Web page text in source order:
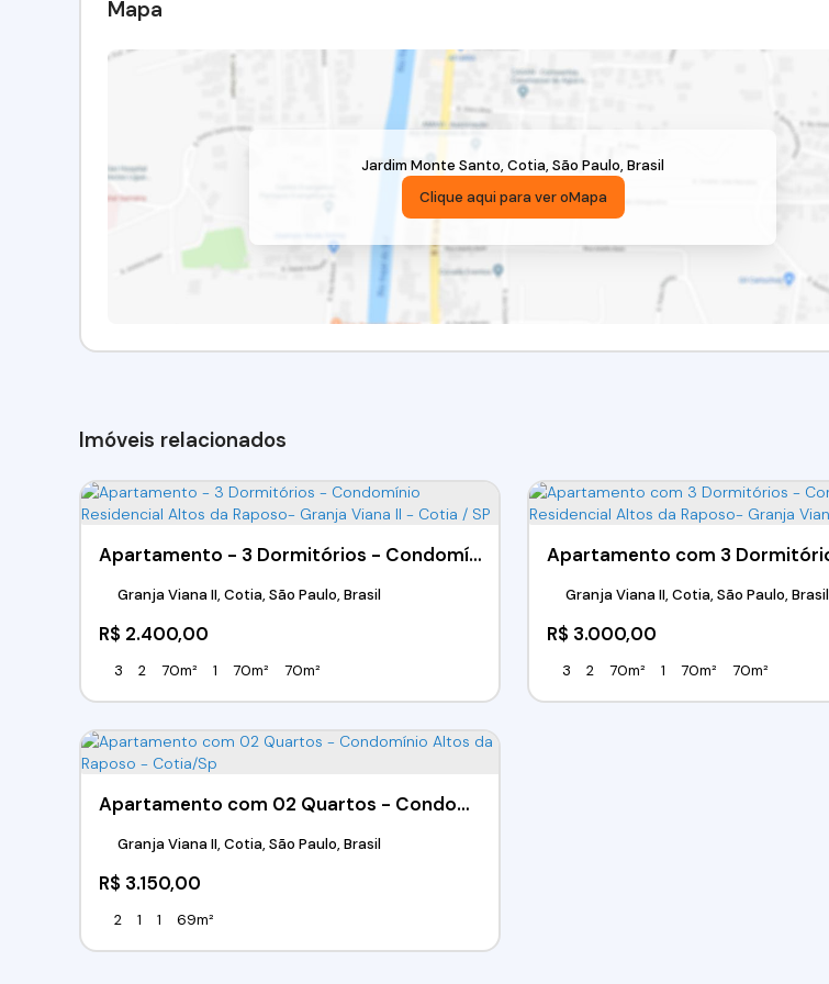
Mapa
Jardim Monte Santo, Cotia, São Paulo, Brasil
Clique aqui para ver oMapa
Imóveis relacionados
Apartamento - 3 Dormitórios - Condomínio Residencial Altos da Raposo- Granja Viana II - Cotia / SP
R$ 2.400,00
Granja Viana II, Cotia, São Paulo, Brasil
3 2 70m² 1 70m² 70m²
R$ 3.000,00
Granja Viana II, Cotia, São Paulo, Brasil
3 2 70m² 1 70m² 70m²
Apartamento com 02 Quartos - Condomínio Altos da Raposo - Cotia/Sp
R$ 3.150,00
Granja Viana II, Cotia, São Paulo, Brasil
2 1 1 69m²